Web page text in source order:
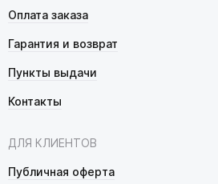
Оплата заказа
Гарантия и возврат
Пункты выдачи
Контакты
ДЛЯ КЛИЕНТОВ
Публичная оферта